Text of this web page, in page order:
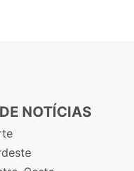
NOTÍCIAS